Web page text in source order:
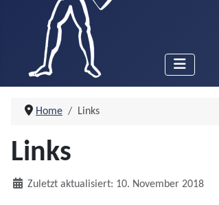
Home Links
Links
DetailsZuletzt aktualisiert: 10. November 2018